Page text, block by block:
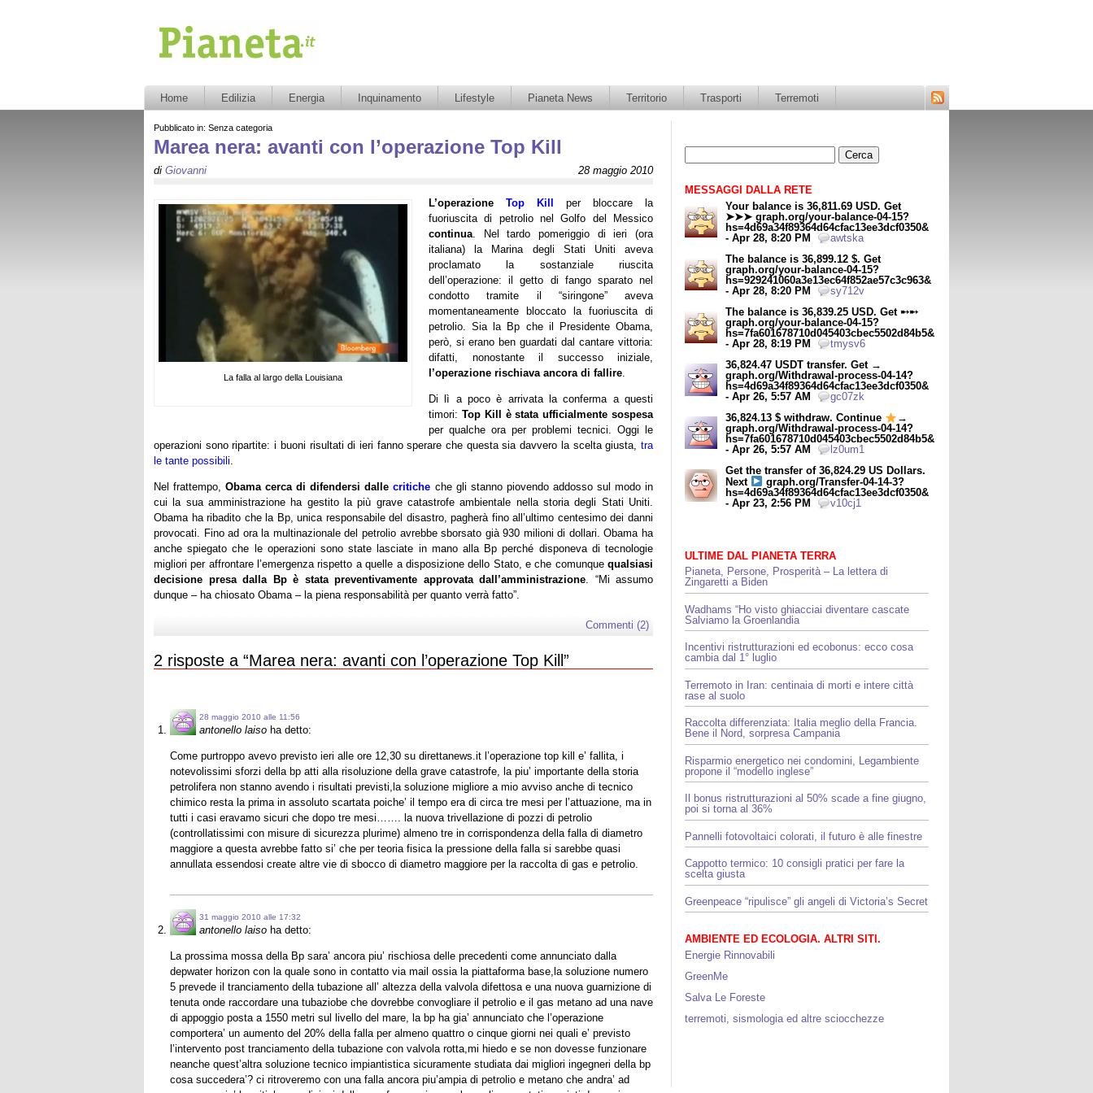
Segui
Home Edilizia Energia Inquinamento Lifestyle Pianeta News Territorio Trasporti Terremoti
Pubblicato in: Senza categoria
Marea nera: avanti con l’operazione Top Kill
di Giovanni 28 maggio 2010
La falla al largo della Louisiana
L’operazione Top Kill
per bloccare la
fuoriuscita di petrolio nel Golfo del Messico
continua. Nel tardo pomeriggio di ieri (ora
italiana) la Marina degli Stati Uniti aveva
proclamato la sostanziale riuscita
dell’operazione: il getto di fango sparato nel
condotto tramite il “siringone” aveva
momentaneamente bloccato la fuoriuscita di
petrolio. Sia la Bp che il Presidente Obama,
però, si erano ben guardati dal cantare vittoria:
difatti, nonostante il successo iniziale,
l’operazione rischiava ancora di fallire.
Di lì a poco è arrivata la conferma a questi
timori: Top Kill è stata ufficialmente sospesa
per qualche ora per problemi tecnici. Oggi le
operazioni sono ripartite: i buoni risultati di ieri fanno sperare che questa sia davvero la scelta giusta, tra
le tante possibili.
Nel frattempo,Obama cerca di difendersi dallecritiche che gli stanno piovendo addosso sul modo in
cui la sua amministrazione ha gestito la più grave catastrofe ambientale nella storia degli Stati Uniti.
Obama ha ribadito che la Bp, unica responsabile del disastro, pagherà fino all’ultimo centesimo dei danni
provocati. Fino ad ora la multinazionale del petrolio avrebbe sborsato già 930 milioni di dollari. Obama ha
anche spiegato che le operazioni sono state lasciate in mano alla Bp perché disponeva di tecnologie
migliori per affrontare l’emergenza rispetto a quelle a disposizione dello Stato, e che comunque qualsiasi
decisione presa dalla Bp è stata preventivamente approvata dall’amministrazione. “Mi assumo
dunque – ha chiosato Obama – la piena responsabilità per quanto verrà fatto”.
Commenti (2)
2 risposte a “Marea nera: avanti con l’operazione Top Kill”
antonello laiso ha detto:
28 maggio 2010 alle 11:56
Come purtroppo avevo previsto ieri alle ore 12,30 su direttanews.it l’operazione top kill e’ fallita, i
notevolissimi sforzi della bp atti alla risoluzione della grave catastrofe, la piu’ importante della storia
petrolifera non stanno avendo i risultati previsti,la soluzione migliore a mio avviso anche di tecnico
chimico resta la prima in assoluto scartata poiche’ il tempo era di circa tre mesi per l’attuazione, ma in
tutti i casi eravamo sicuri che dopo tre mesi……. la nuova trivellazione di pozzi di petrolio
(controllatissimi con misure di sicurezza plurime) almeno tre in corrispondenza della falla di diametro
maggiore a questa avrebbe fatto si’ che per teoria fisica la pressione della falla si sarebbe quasi
annullata essendosi create altre vie di sbocco di diametro maggiore per la raccolta di gas e petrolio.
antonello laiso ha detto:
31 maggio 2010 alle 17:32
La prossima mossa della Bp sara’ ancora piu’ rischiosa delle precedenti come annunciato dalla
depwater horizon con la quale sono in contatto via mail ossia la piattaforma base,la soluzione numero
5 prevede il tranciamento della tubazione all’ altezza della valvola difettosa e una nuova guarnizione di
tenuta onde raccordare una tubaziobe che dovrebbe convogliare il petrolio e il gas metano ad una nave
di appoggio posta a 1550 metri sul livello del mare, la bp ha gia’ annunciato che l’operazione
comportera’ un aumento del 20% della falla per almeno quattro o cinque giorni nei quali e’ previsto
l’intervento post tranciamento della tubazione con valvola rotta,mi hiedo e se non dovesse funzionare
neanche quest’altra soluzione tecnico impiantistica sicuramente studiata dai migliori ingegneri della bp
cosa succedera’? ci ritroveremo con una falla ancora piu’ampia di petrolio e metano che andra’ ad
MESSAGGI DALLA RETE
Your balance is 36,811.69 USD. Get
➤➤➤ graph.org/your-balance-04-15?
hs=4d69a34f89364d64cfac13ee3dcf0350&
- Apr 28, 8:20 PM
awtska
The balance is 36,899.12 $. Get
graph.org/your-balance-04-15?
hs=929241060a3e13ec64f852ae57c3c963&
- Apr 28, 8:20 PM
sy712v
The balance is 36,839.25 USD. Get ➸➸
graph.org/your-balance-04-15?
hs=7fa601678710d045403cbec5502d84b5&
- Apr 28, 8:19 PM
tmysv6
36,824.47 USDT transfer. Get →
graph.org/Withdrawal-process-04-14?
hs=4d69a34f89364d64cfac13ee3dcf0350&
- Apr 26, 5:57 AM
gc07zk
36,824.13 $ withdraw. Continue
→
graph.org/Withdrawal-process-04-14?
hs=7fa601678710d045403cbec5502d84b5&
- Apr 26, 5:57 AM
lz0um1
Get the transfer of 36,824.29 US Dollars.
Next
graph.org/Transfer-04-14-3?
hs=4d69a34f89364d64cfac13ee3dcf0350&
- Apr 23, 2:56 PM
v10cj1
ULTIME DAL PIANETA TERRA
Pianeta, Persone, Prosperità – La lettera di
Zingaretti a Biden
Wadhams “Ho visto ghiacciai diventare cascate
Salviamo la Groenlandia
Incentivi ristrutturazioni ed ecobonus: ecco cosa
cambia dal 1° luglio
Terremoto in Iran: centinaia di morti e intere città
rase al suolo
Raccolta differenziata: Italia meglio della Francia.
Bene il Nord, sorpresa Campania
Risparmio energetico nei condomini, Legambiente
propone il “modello inglese”
Il bonus ristrutturazioni al 50% scade a fine giugno,
poi si torna al 36%
Pannelli fotovoltaici colorati, il futuro è alle finestre
Cappotto termico: 10 consigli pratici per fare la
scelta giusta
Greenpeace “ripulisce” gli angeli di Victoria’s Secret
AMBIENTE ED ECOLOGIA. ALTRI SITI.
Energie Rinnovabili
GreenMe
Salva Le Foreste
terremoti, sismologia ed altre sciocchezze